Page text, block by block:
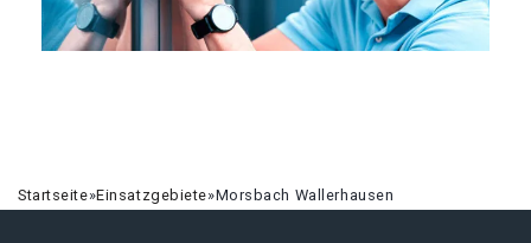
Startseite»Einsatzgebiete»Morsbach Wallerhausen